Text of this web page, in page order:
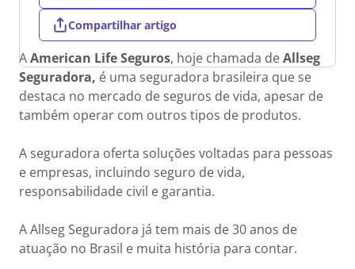
AAmerican Life Seguros, hoje chamada deAllseg
Seguradora, é uma seguradora brasileira que se
destaca no mercado de seguros de vida, apesar de
também operar com outros tipos de produtos.
A seguradora oferta soluções voltadas para pessoas
e empresas, incluindo seguro de vida,
responsabilidade civil e garantia.
A Allseg Seguradora já tem mais de 30 anos de
atuação no Brasil e muita história para contar.
Compartilhar artigo